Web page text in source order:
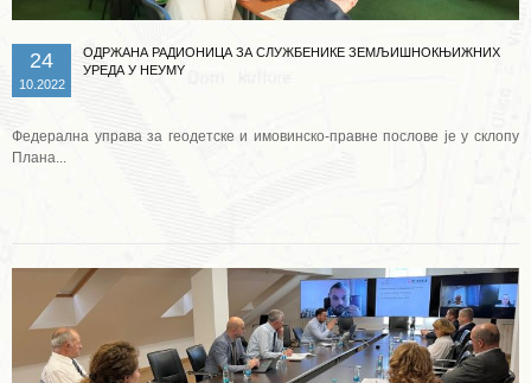
24
10.2022
ОДРЖАНА РАДИОНИЦА ЗА СЛУЖБЕНИКЕ ЗЕМЉИШНОКЊИЖНИХ
УРЕДА У НЕУМY
Федерална управа за геодетске и имовинско-правне послове је у склопу
Плана...